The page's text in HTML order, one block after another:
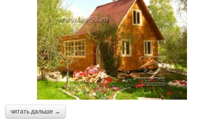
читать дальше →